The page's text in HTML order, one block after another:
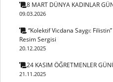
8 MART DÜNYA KADINLAR
09.03.2026
“Kolektif Vicdana Saygı:
Resim Sergisi
20.12.2025
24 KASIM ÖĞRETMENLER
21.11.2025